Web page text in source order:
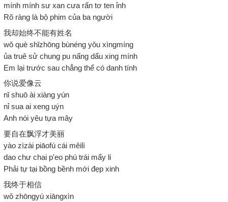
mính mính sư xan cưa rấn tơ ten ỉnh
Rõ ràng là bộ phim của ba người
我却始终不能有姓名
wǒ què shǐzhōng bùnéng yǒu xìngmíng
ủa truê sử chung pu nấng dẩu xing mính
Em lại trước sau chẳng thể có danh tính
你说爱像云
nǐ shuō ài xiàng yún
nỉ sua ai xeng uýn
Anh nói yêu tựa mây
要自在飘浮才美丽
yào zìzài piāofú cái měilì
dao chư chai p'eo phú trái mẩy li
Phải tự tại bồng bềnh mới đẹp xinh
我终于相信
wǒ zhōngyú xiāngxìn